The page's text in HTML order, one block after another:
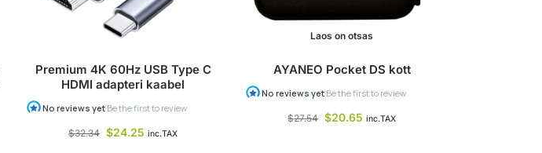
Premium 4K 60Hz USB Type C
HDMI adapteri kaabel
$32.34 $24.25 inc.TAX
Laos on otsas
AYANEO Pocket DS kott
$27.54 $20.65 inc.TAX